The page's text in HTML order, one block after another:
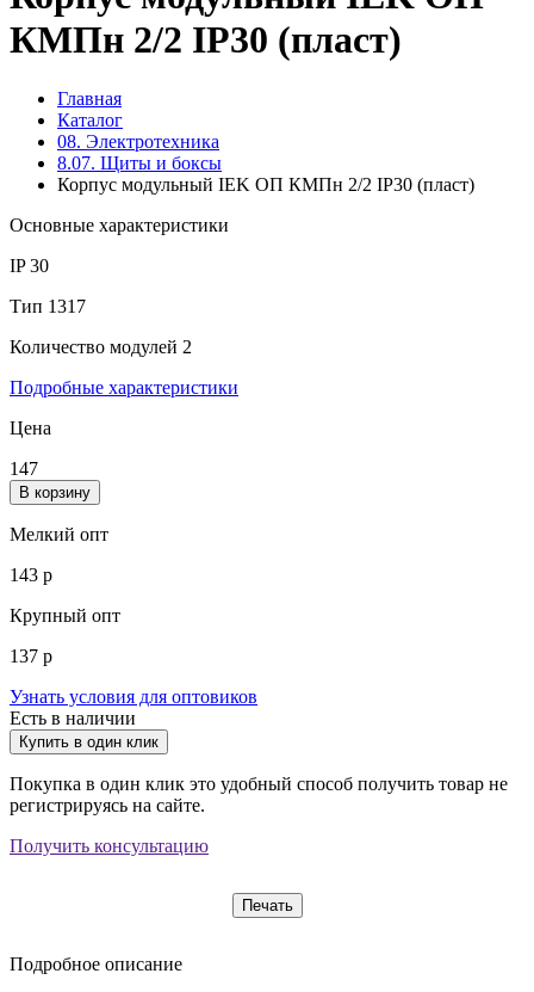
КМПн 2/2 IP30 (пласт)
Главная
Каталог
08. Электротехника
8.07. Щиты и боксы
Корпус модульный IEK ОП КМПн 2/2 IP30 (пласт)
Основные характеристики
IP30
Тип 1317
Количество модулей 2
Подробные характеристики
Цена
147
В корзину
Мелкий опт
143 р
Крупный опт
137 р
Узнать условия для оптовиков
Есть в наличии
Купить в один клик
Покупка в один клик это удобный способ получить товар не
регистрируясь на сайте.
Получить консультацию
Печать
Подробное описание